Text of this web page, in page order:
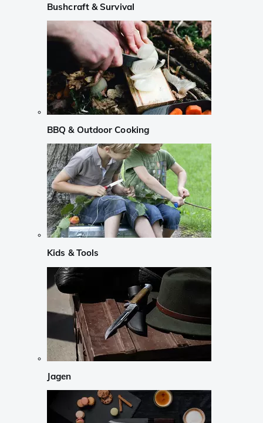
Bushcraft & Survival
BBQ & Outdoor Cooking
Kids & Tools
Jagen